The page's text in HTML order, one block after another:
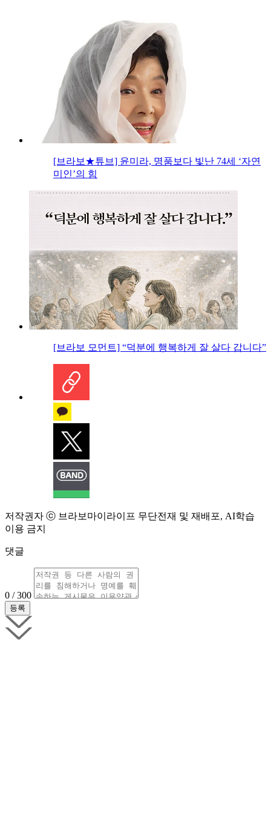
[브라보★튜브] 윤미라, 명품보다 빛난 74세 ‘자연
미인’의 힘
[브라보 모먼트] “덕분에 행복하게 잘 살다 갑니다”
저작권자 ⓒ 브라보마이라이프 무단전재 및 재배포, AI학습
이용 금지
댓글
0 / 300